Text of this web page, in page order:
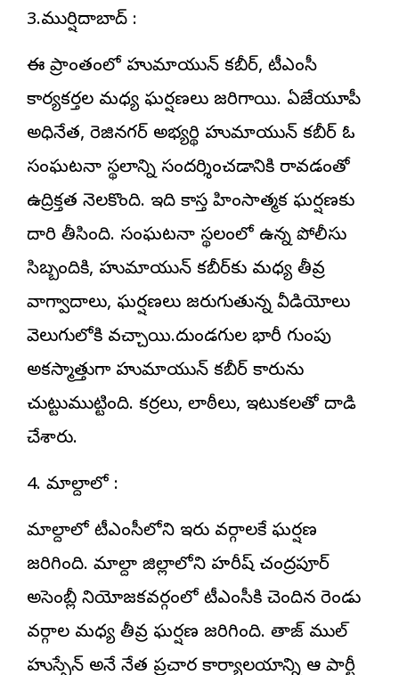
3.ముర్షిదాబాద్ :
ఈ ప్రాంతంలో హుమాయున్ కబీర్, టీఎంసీ
కార్యకర్తల మధ్య ఘర్షణలు జరిగాయి. ఏజేయూపీ
అధినేత, రెజినగర్ అభ్యర్థి హుమాయున్ కబీర్ ఓ
సంఘటనా స్థలాన్ని సందర్శించడానికి రావడంతో
ఉద్రిక్తత నెలకొంది. ఇది కాస్త హింసాత్మక ఘర్షణకు
దారి తీసింది. సంఘటనా స్థలంలో ఉన్న పోలీసు
సిబ్బందికి, హుమాయున్ కబీర్‌కు మధ్య తీవ్ర
వాగ్వాదాలు, ఘర్షణలు జరుగుతున్న వీడియోలు
వెలుగులోకి వచ్చాయి.దుండగుల భారీ గుంపు
అకస్మాత్తుగా హుమాయున్ కబీర్ కారును
చుట్టుముట్టింది. కర్రలు, లాఠీలు, ఇటుకలతో దాడి
చేశారు.
4. మాల్దాలో :
మాల్దాలో టీఎంసీలోని ఇరు వర్గాలకే ఘర్షణ
జరిగింది. మాల్దా జిల్లాలోని హరీష్ చంద్రపూర్
అసెంబ్లీ నియోజకవర్గంలో టీఎంసీకి చెందిన రెండు
వర్గాల మధ్య తీవ్ర ఘర్షణ జరిగింది. తాజ్ ముల్
హుస్సేన్ అనే నేత ప్రచార కార్యాలయాన్ని ఆ పార్టీ